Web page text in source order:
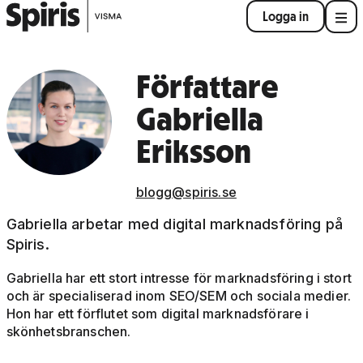
Logga in
Författare
Gabriella
Eriksson
blogg@spiris.se
Gabriella arbetar med digital marknadsföring på
Spiris.
Gabriella har ett stort intresse för marknadsföring i stort
och är specialiserad inom SEO/SEM och sociala medier.
Hon har ett förflutet som digital marknadsförare i
skönhetsbranschen.